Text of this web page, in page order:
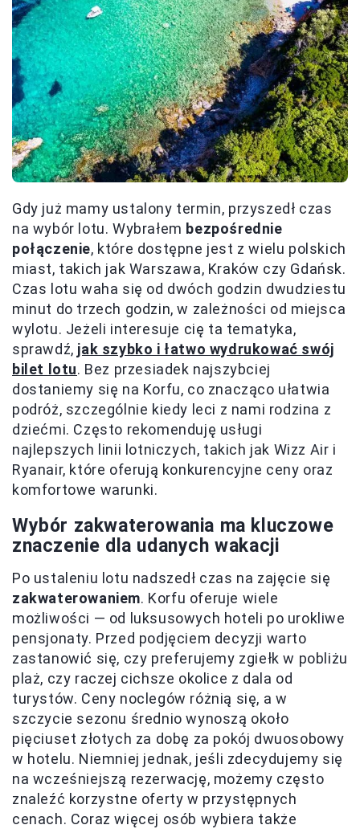
Gdy już mamy ustalony termin, przyszedł czas
na wybór lotu. Wybrałem bezpośrednie
połączenie, które dostępne jest z wielu polskich
miast, takich jak Warszawa, Kraków czy Gdańsk.
Czas lotu waha się od dwóch godzin dwudziestu
minut do trzech godzin, w zależności od miejsca
wylotu. Jeżeli interesuje cię ta tematyka,
sprawdź, jak szybko i łatwo wydrukować swój
bilet lotu. Bez przesiadek najszybciej
dostaniemy się na Korfu, co znacząco ułatwia
podróż, szczególnie kiedy leci z nami rodzina z
dziećmi. Często rekomenduję usługi
najlepszych linii lotniczych, takich jak Wizz Air i
Ryanair, które oferują konkurencyjne ceny oraz
komfortowe warunki.
Wybór zakwaterowania ma kluczowe
znaczenie dla udanych wakacji
Po ustaleniu lotu nadszedł czas na zajęcie się
zakwaterowaniem. Korfu oferuje wiele
możliwości — od luksusowych hoteli po urokliwe
pensjonaty. Przed podjęciem decyzji warto
zastanowić się, czy preferujemy zgiełk w pobliżu
plaż, czy raczej cichsze okolice z dala od
turystów. Ceny noclegów różnią się, a w
szczycie sezonu średnio wynoszą około
pięciuset złotych za dobę za pokój dwuosobowy
w hotelu. Niemniej jednak, jeśli zdecydujemy się
na wcześniejszą rezerwację, możemy często
znaleźć korzystne oferty w przystępnych
cenach. Coraz więcej osób wybiera także